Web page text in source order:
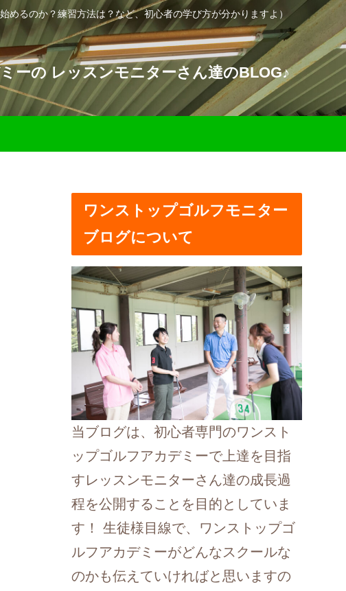
るのか？練習方法は？など、初心者の学び方が分かりますよ）
ーの レッスンモニターさん達のBLOG♪
ワンストップゴルフモニター
ブログについて
当ブログは、初心者専門のワンスト
ップゴルフアカデミーで上達を目指
すレッスンモニターさん達の成長過
程を公開することを目的としていま
す！ 生徒様目線で、ワンストップゴ
ルフアカデミーがどんなスクールな
のかも伝えていければと思いますの